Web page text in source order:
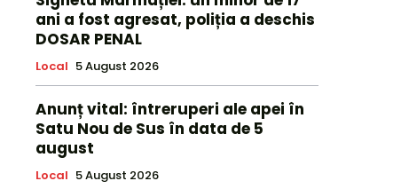
ani a fost agresat, poliția a deschis
DOSAR PENAL
Local 5 August 2026
Anunț vital: întreruperi ale apei în
Satu Nou de Sus în data de 5
august
Local 5 August 2026